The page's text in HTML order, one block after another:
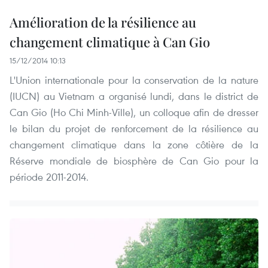
Amélioration de la résilience au
changement climatique à Can Gio
15/12/2014 10:13
L'Union internationale pour la conservation de la nature
(IUCN) au Vietnam a organisé lundi, dans le district de
Can Gio (Ho Chi Minh-Ville), un colloque afin de dresser
le bilan du projet de renforcement de la résilience au
changement climatique dans la zone côtière de la
Réserve mondiale de biosphère de Can Gio pour la
période 2011-2014.